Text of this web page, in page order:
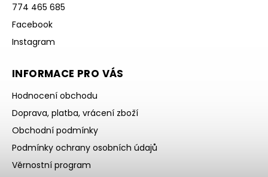
774 465 685
Facebook
Instagram
INFORMACE PRO VÁS
Hodnocení obchodu
Doprava, platba, vrácení zboží
Obchodní podmínky
Podmínky ochrany osobních údajů
Věrnostní program